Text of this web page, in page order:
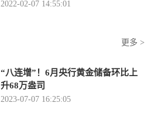
2022-02-07 14:55:01
更多 >
“八连增”！6月央行黄金储备环比上
升68万盎司
2023-07-07 16:25:05